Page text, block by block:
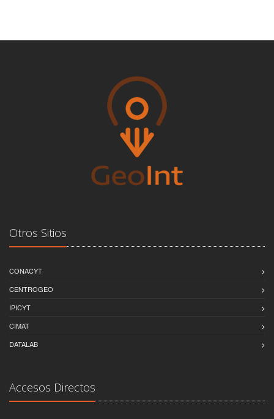
Otros Sitios
CONACYT
CENTROGEO
IPICYT
CIMAT
DATALAB
Accesos Directos